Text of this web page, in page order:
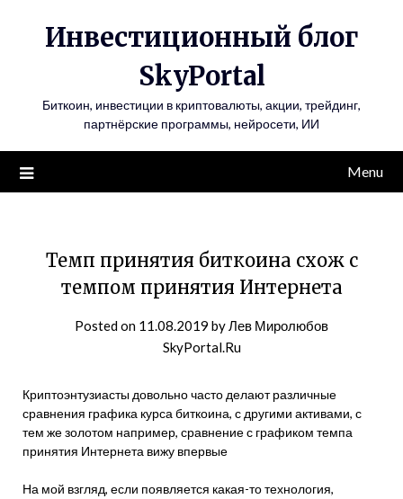
Инвестиционный блог
SkyPortal
Биткоин, инвестиции в криптовалюты, акции, трейдинг,
партнёрские программы, нейросети, ИИ
Menu
Темп принятия биткоина схож с
темпом принятия Интернета
Posted on 11.08.2019 byЛев Миролюбов
SkyPortal.Ru
Криптоэнтузиасты довольно часто делают различные
сравнения графика курса биткоина, с другими активами, с
тем же золотом например, сравнение с графиком темпа
принятия Интернета вижу впервые
На мой взгляд, если появляется какая-то технология,